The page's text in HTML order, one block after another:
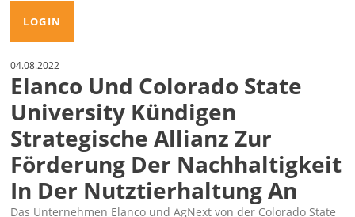
LOGIN
04.08.2022
Elanco Und Colorado State
University Kündigen
Strategische Allianz Zur
Förderung Der Nachhaltigkeit
In Der Nutztierhaltung An
Das Unternehmen Elanco und AgNext von der Colorado State